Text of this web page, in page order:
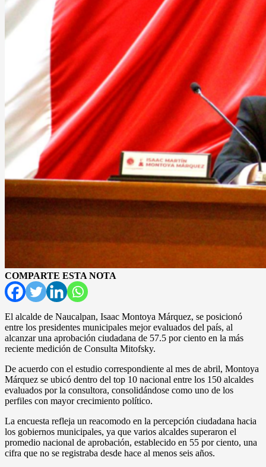
COMPARTE ESTA NOTA
El alcalde de Naucalpan, Isaac Montoya Márquez, se posicionó
entre los presidentes municipales mejor evaluados del país, al
alcanzar una aprobación ciudadana de 57.5 por ciento en la más
reciente medición de Consulta Mitofsky.
De acuerdo con el estudio correspondiente al mes de abril, Montoya
Márquez se ubicó dentro del top 10 nacional entre los 150 alcaldes
evaluados por la consultora, consolidándose como uno de los
perfiles con mayor crecimiento político.
La encuesta refleja un reacomodo en la percepción ciudadana hacia
los gobiernos municipales, ya que varios alcaldes superaron el
promedio nacional de aprobación, establecido en 55 por ciento, una
cifra que no se registraba desde hace al menos seis años.